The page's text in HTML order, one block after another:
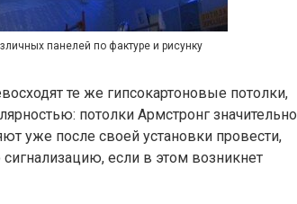
панелей по фактуре и рисунку
те же гипсокартоновые потолки,
потолки Армстронг значительно
уже после своей установки провести,
если в этом возникнет